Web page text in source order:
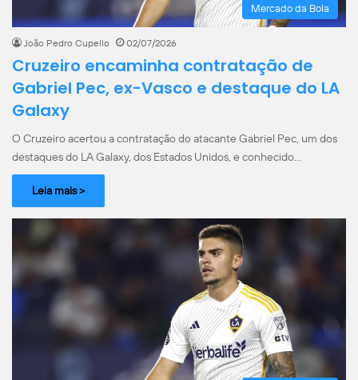
Mercado da Bola
João Pedro Cupello 02/07/2026
Cruzeiro encaminha contratação de
Gabriel Pec, ex-Vasco e destaque do LA
Galaxy
O Cruzeiro acertou a contratação do atacante Gabriel Pec, um dos
destaques do LA Galaxy, dos Estados Unidos, e conhecido…
Leia mais >